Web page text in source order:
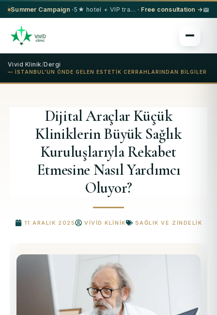
Summer Campaign · 5★ hotel + VIP transfer on select procedures · Free consultation →
Vivid Klinik/Dergi
— İSTANBUL'UN ÖNDE GELEN ESTETIK CERRAHLARINDAN BILGILER
Dijital Araçlar Küçük
Kliniklerin Büyük Sağlık
Kuruluşlarıyla Rekabet
Etmesine Nasıl Yardımcı
Oluyor?
11 ARALIK 2025 VIVID KLINIK SAĞLIK VE ZINDELIK